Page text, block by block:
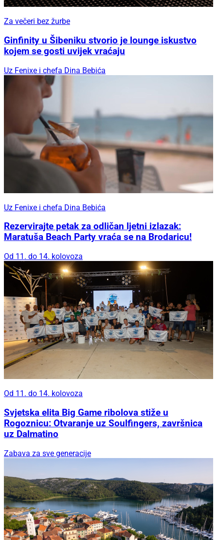
Za večeri bez žurbe
Ginfinity u Šibeniku stvorio je lounge iskustvo
kojem se gosti uvijek vraćaju
Uz Fenixe i chefa Dina Bebića
Uz Fenixe i chefa Dina Bebića
Rezervirajte petak za odličan ljetni izlazak:
Maratuša Beach Party vraća se na Brodaricu!
Od 11. do 14. kolovoza
Od 11. do 14. kolovoza
Svjetska elita Big Game ribolova stiže u
Rogoznicu: Otvaranje uz Soulfingers, završnica
uz Dalmatino
Zabava za sve generacije